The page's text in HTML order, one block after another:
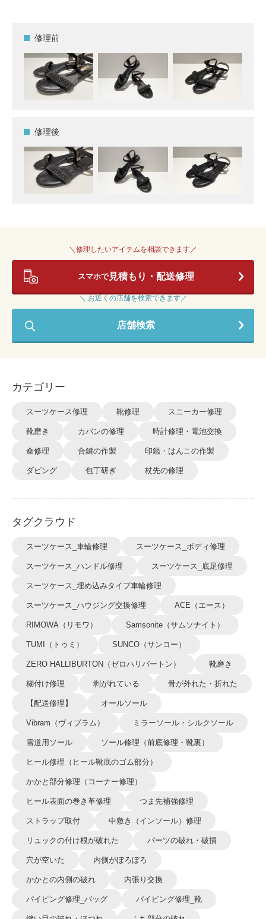
修理前
修理後
＼修理したいアイテムを相談できます／
スマホで見積もり・配送修理
＼ お近くの店舗を検索できます／
店舗検索
カテゴリー
スーツケース修理 靴修理 スニーカー修理
靴磨き カバンの修理 時計修理・電池交換
傘修理 合鍵の作製 印鑑・はんこの作製
ダビング 包丁研ぎ 杖先の修理
タグクラウド
スーツケース_車輪修理 スーツケース_ボディ修理
スーツケース_ハンドル修理 スーツケース_底足修理
スーツケース_埋め込みタイプ車輪修理
スーツケース_ハウジング交換修理 ACE（エース）
RIMOWA（リモワ） Samsonite（サムソナイト）
TUMI（トゥミ） SUNCO（サンコー）
ZERO HALLIBURTON（ゼロハリバートン） 靴磨き
糊付け修理 剥がれている 骨が外れた・折れた
【配送修理】 オールソール
Vibram（ヴィブラム） ミラーソール・シルクソール
雪道用ソール ソール修理（前底修理・靴裏）
ヒール修理（ヒール靴底のゴム部分）
かかと部分修理（コーナー修理）
ヒール表面の巻き革修理 つま先補強修理
ストラップ取付 中敷き（インソール）修理
リュックの付け根が破れた パーツの破れ・破損
穴が空いた 内側がぼろぼろ
かかとの内側の破れ 内張り交換
パイピング修理_バッグ パイピング修理_靴